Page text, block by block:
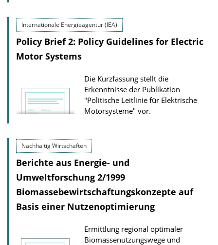
Internationale Energieagentur (IEA)
Policy Brief 2: Policy Guidelines for Electric
Motor Systems
Die Kurzfassung stellt die
Erkenntnisse der Publikation
"Politische Leitlinie für Elektrische
Motorsysteme" vor.
Nachhaltig Wirtschaften
Berichte aus Energie- und
Umweltforschung 2/1999
Biomassebewirtschaftungskonzepte auf
Basis einer Nutzenoptimierung
Ermittlung regional optimaler
Biomassenutzungswege und